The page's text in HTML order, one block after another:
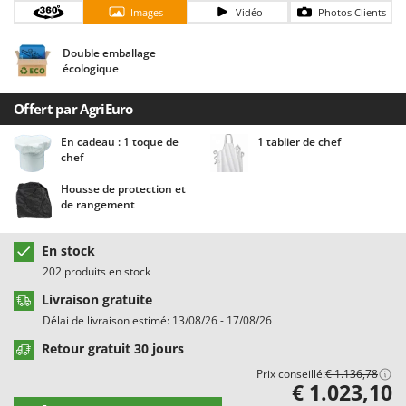
Chaudrons électriques pour polenta
Cisailles taille-haies manuelles
Climatiseurs
Compresseurs d'air électriques
Compresseurs pour la récolte des olives et la taille
Coupe-bordures - Trimmers
Coupe-branches
Couveuses à œufs
Cultivateurs Tiller à ressorts - Extirpateurs
D
Débroussailleuses
Barbieri
Benassi
Beper
Berkel
Bernardi
Besser Vacuum
Bestway
Beta tools
Black & Decker
BlackStone
Bomet
Images Vidéo Photos Clients
Double emballage
écologique
Offert par AgriEuro
En cadeau : 1 toque de
chef
1 tablier de chef
Housse de protection et
de rangement
En stock
202 produits en stock
Livraison gratuite
Délai de livraison estimé: 13/08/26 - 17/08/26
Retour gratuit 30 jours
Prix conseillé:€ 1.136,78
€ 1.023,10